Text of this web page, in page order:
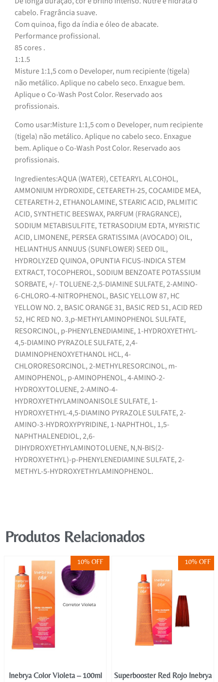
cabelo. Fragrância suave.
Com quinoa, figo da índia e óleo de abacate.
Performance profissional.
85 cores .
1:1.5
Misture 1:1,5 com o Developer, num recipiente (tigela)
não metálico. Aplique no cabelo seco. Enxague bem.
Aplique o Co-Wash Post Color. Reservado aos
profissionais.
Como usar:Misture 1:1,5 com o Developer, num recipiente
(tigela) não metálico. Aplique no cabelo seco. Enxague
bem. Aplique o Co-Wash Post Color. Reservado aos
profissionais.
Ingredientes:AQUA (WATER), CETEARYL ALCOHOL,
AMMONIUM HYDROXIDE, CETEARETH-25, COCAMIDE MEA,
CETEARETH-2, ETHANOLAMINE, STEARIC ACID, PALMITIC
ACID, SYNTHETIC BEESWAX, PARFUM (FRAGRANCE),
SODIUM METABISULFITE, TETRASODIUM EDTA, MYRISTIC
ACID, LIMONENE, PERSEA GRATISSIMA (AVOCADO) OIL,
HELIANTHUS ANNUUS (SUNFLOWER) SEED OIL,
HYDROLYZED QUINOA, OPUNTIA FICUS-INDICA STEM
EXTRACT, TOCOPHEROL, SODIUM BENZOATE POTASSIUM
SORBATE, +/- TOLUENE-2,5-DIAMINE SULFATE, 2-AMINO-
6-CHLORO-4-NITROPHENOL, BASIC YELLOW 87, HC
YELLOW NO. 2, BASIC ORANGE 31, BASIC RED 51, ACID RED
52, HC RED NO. 3,p-METHYLAMINOPHENOL SULFATE,
RESORCINOL, p-PHENYLENEDIAMINE, 1-HYDROXYETHYL-
4,5-DIAMINO PYRAZOLE SULFATE, 2,4-
DIAMINOPHENOXYETHANOL HCL, 4-
CHLORORESORCINOL, 2-METHYLRESORCINOL, m-
AMINOPHENOL, p-AMINOPHENOL, 4-AMINO-2-
HYDROXYTOLUENE, 2-AMINO-4-
HYDROXYETHYLAMINOANISOLE SULFATE, 1-
HYDROXYETHYL-4,5-DIAMINO PYRAZOLE SULFATE, 2-
AMINO-3-HYDROXYPYRIDINE, 1-NAPHTHOL, 1,5-
NAPHTHALENEDIOL, 2,6-
DIHYDROXYETHYLAMINOTOLUENE, N,N-BIS(2-
HYDROXYETHYL)-p-PHENYLENEDIAMINE SULFATE, 2-
METHYL-5-HYDROXYETHYLAMINOPHENOL.
Produtos Relacionados
10% OFF
Inebrya Color Violeta – 100ml
10% OFF
Superbooster Red Rojo Inebrya